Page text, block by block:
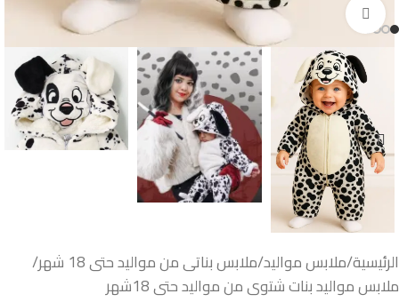
اضغط للتكبير
الرئيسية/ملابس مواليد/ملابس بناتى من مواليد حتى 18 شهر
/
ملابس مواليد بنات شتوى من مواليد حتى 18شهر